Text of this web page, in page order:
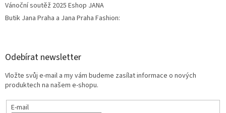
Vánoční soutěž 2025 Eshop JANA
Butik Jana Praha a Jana Praha Fashion:
Odebírat newsletter
Vložte svůj e-mail a my vám budeme zasílat informace o nových
produktech na našem e-shopu.
E-mail